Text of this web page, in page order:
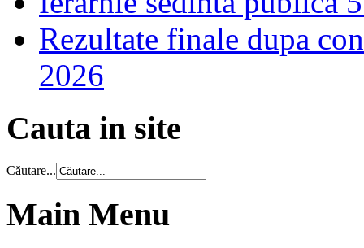
Rezultate finale dupa
2026
Cauta in site
Căutare...
Main Menu